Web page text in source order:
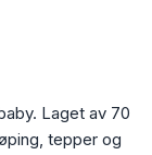
Laget av 70
tepper og